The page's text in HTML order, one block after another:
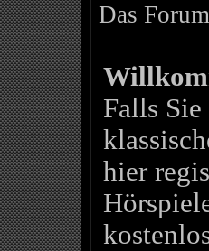
Das
Falls
hier